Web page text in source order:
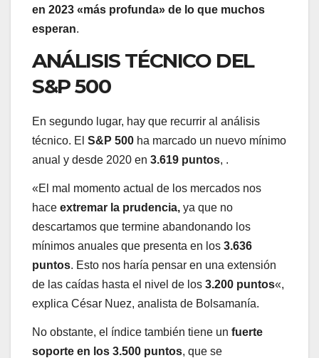
en 2023 «más profunda» de lo que muchos
esperan.
ANÁLISIS TÉCNICO DEL
S&P 500
En segundo lugar, hay que recurrir al análisis
técnico. El S&P 500 ha marcado un nuevo mínimo
anual y desde 2020 en 3.619 puntos, .
«El mal momento actual de los mercados nos
hace extremar la prudencia, ya que no
descartamos que termine abandonando los
mínimos anuales que presenta en los 3.636
puntos. Esto nos haría pensar en una extensión
de las caídas hasta el nivel de los 3.200 puntos«,
explica César Nuez, analista de Bolsamanía.
No obstante, el índice también tiene un fuerte
soporte en los 3.500 puntos, que se